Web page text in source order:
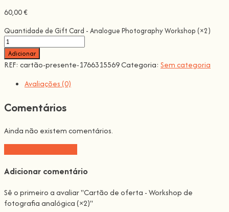
60,00€
Quantidade de Gift Card - Analogue Photography Workshop (×2)
Adicionar
REF: cartão-presente-1766315569Categoria: Sem categoria
Avaliações (0)
Comentários
Ainda não existem comentários.
Adicionar comentário
Sê o primeiro a avaliar "Cartão de oferta - Workshop de
fotografia analógica (×2)"